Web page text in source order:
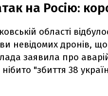
на Росію:
області
невідомих дронів,
заявила про
"збиття 38